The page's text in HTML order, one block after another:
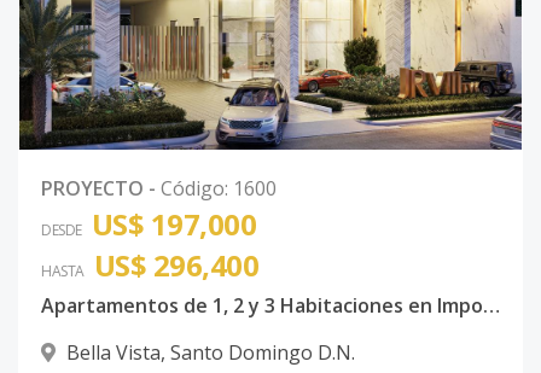
PROYECTO - Código: 1600
DESDE US$ 197,000
HASTA US$ 296,400
Apartamentos de 1, 2 y 3 Habitaciones en Imponente Torre Situada en Bella Vista.
Bella Vista, Santo Domingo D.N.